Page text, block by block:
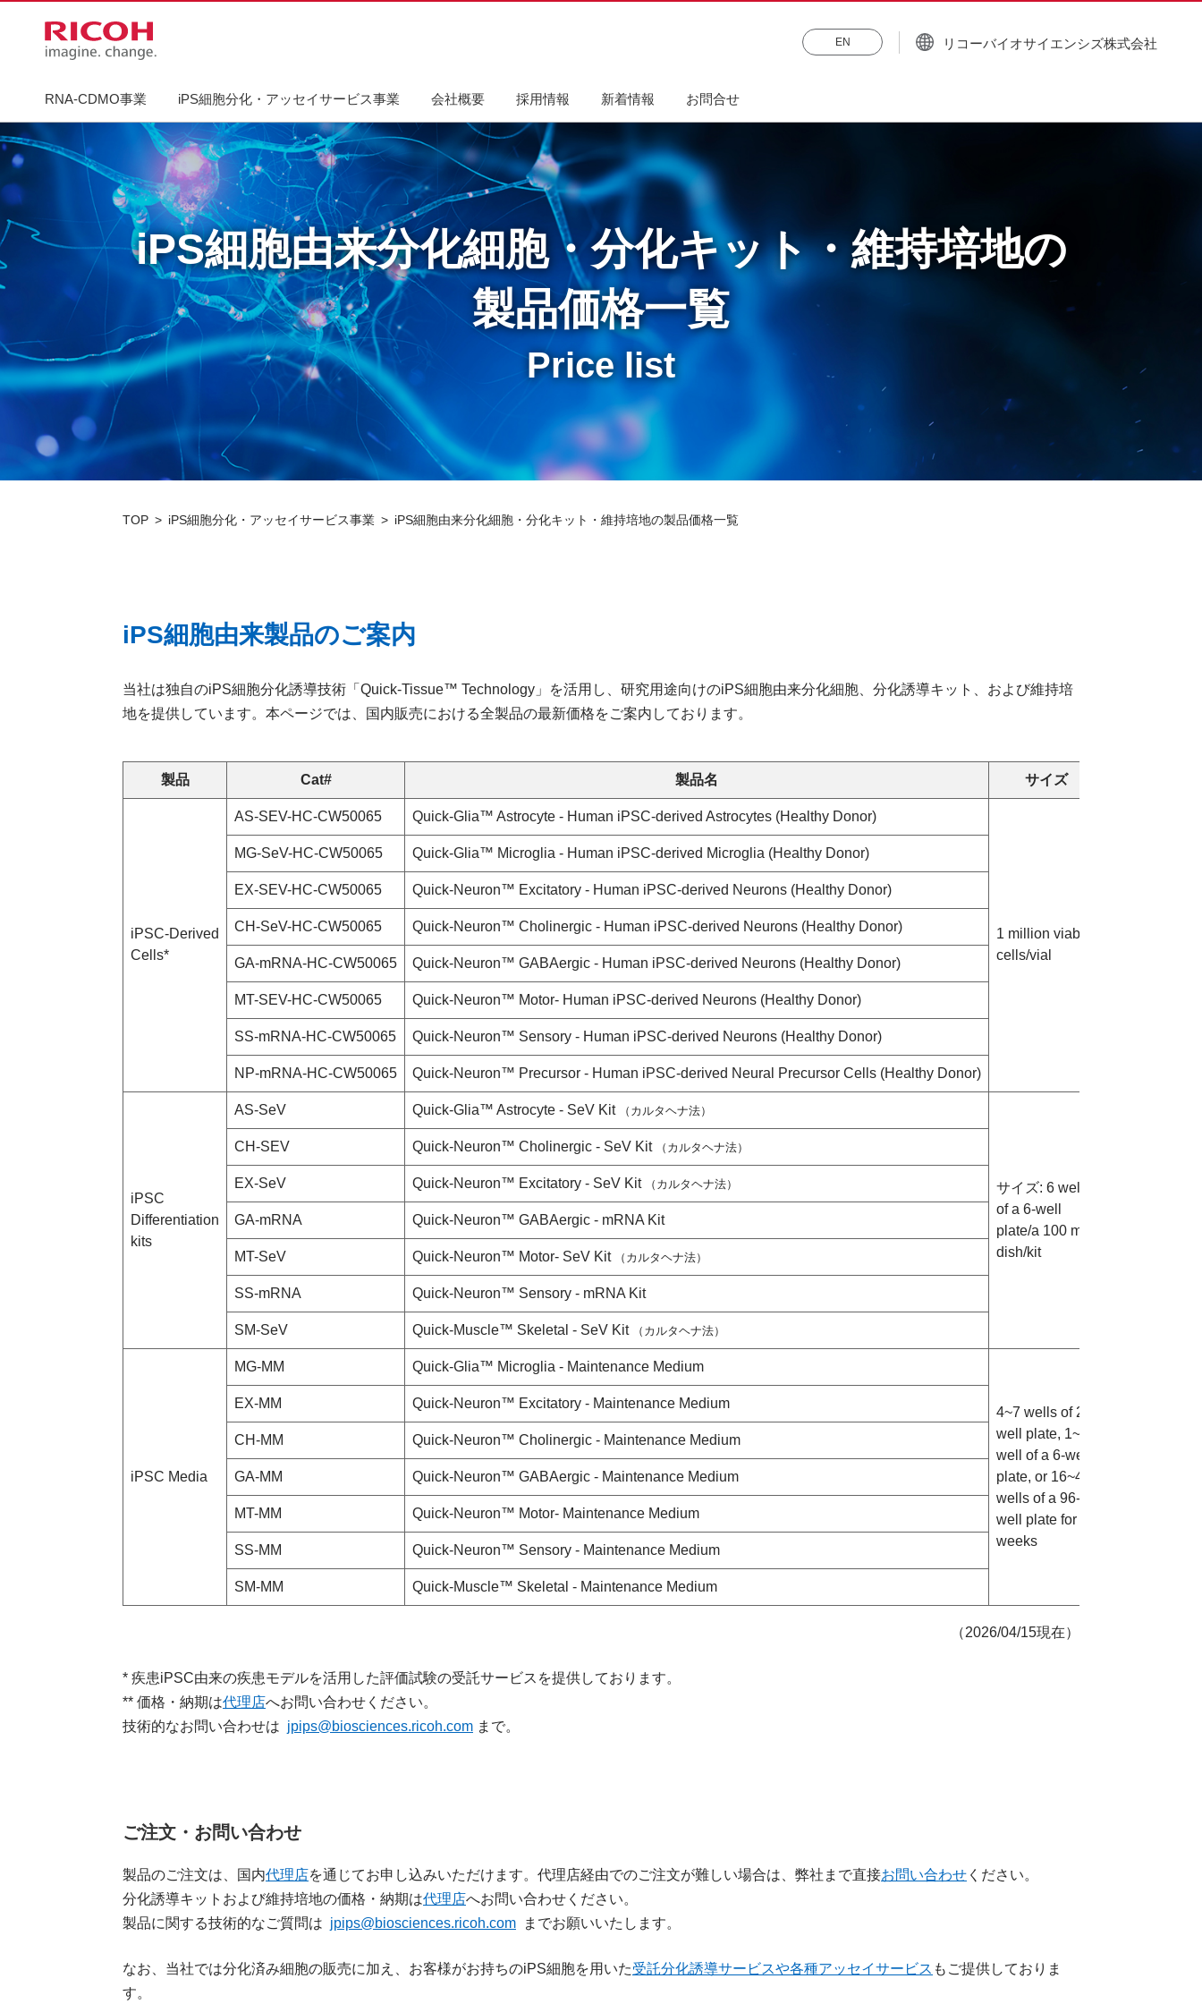
RNA-CDMO事業 iPS細胞分化・アッセイサービス事業 会社概要 採用情報 新着情報 お問合せ
EN リコーバイオサイエンシズ株式会社
iPS細胞由来分化細胞・分化キット・維持培地の
製品価格一覧
Price list
TOP iPS細胞分化・アッセイサービス事業 iPS細胞由来分化細胞・分化キット・維持培地の製品価格一覧
iPS細胞由来製品のご案内
当社は独自のiPS細胞分化誘導技術「Quick-Tissue™ Technology」を活用し、研究用途向けのiPS細胞由来分化細胞、分化誘導キット、および維持培
地を提供しています。本ページでは、国内販売における全製品の最新価格をご案内しております。
製品 Cat# 製品名 サイズ
iPSC-Derived
Cells*
AS-SEV-HC-CW50065 Quick-Glia™ Astrocyte - Human iPSC-derived Astrocytes (Healthy Donor)
1 million viable
cells/vial
MG-SeV-HC-CW50065 Quick-Glia™ Microglia - Human iPSC-derived Microglia (Healthy Donor)
EX-SEV-HC-CW50065 Quick-Neuron™ Excitatory - Human iPSC-derived Neurons (Healthy Donor)
CH-SeV-HC-CW50065 Quick-Neuron™ Cholinergic - Human iPSC-derived Neurons (Healthy Donor)
GA-mRNA-HC-CW50065 Quick-Neuron™ GABAergic - Human iPSC-derived Neurons (Healthy Donor)
MT-SEV-HC-CW50065 Quick-Neuron™ Motor- Human iPSC-derived Neurons (Healthy Donor)
SS-mRNA-HC-CW50065 Quick-Neuron™ Sensory - Human iPSC-derived Neurons (Healthy Donor)
NP-mRNA-HC-CW50065 Quick-Neuron™ Precursor - Human iPSC-derived Neural Precursor Cells (Healthy Donor)
iPSC
Differentiation
kits
AS-SeV Quick-Glia™ Astrocyte - SeV Kit （カルタヘナ法）
サイズ: 6 wells
of a 6-well
plate/a 100 mm
dish/kit
CH-SEV Quick-Neuron™ Cholinergic - SeV Kit （カルタヘナ法）
EX-SeV Quick-Neuron™ Excitatory - SeV Kit （カルタヘナ法）
GA-mRNA Quick-Neuron™ GABAergic - mRNA Kit
MT-SeV Quick-Neuron™ Motor- SeV Kit （カルタヘナ法）
SS-mRNA Quick-Neuron™ Sensory - mRNA Kit
SM-SeV Quick-Muscle™ Skeletal - SeV Kit （カルタヘナ法）
iPSC Media
MG-MM Quick-Glia™ Microglia - Maintenance Medium
4~7 wells of 24-
well plate, 1~3
well of a 6-well
plate, or 16~40
wells of a 96-
well plate for 2
weeks
EX-MM Quick-Neuron™ Excitatory - Maintenance Medium
CH-MM Quick-Neuron™ Cholinergic - Maintenance Medium
GA-MM Quick-Neuron™ GABAergic - Maintenance Medium
MT-MM Quick-Neuron™ Motor- Maintenance Medium
SS-MM Quick-Neuron™ Sensory - Maintenance Medium
SM-MM Quick-Muscle™ Skeletal - Maintenance Medium
（2026/04/15現在）
* 疾患iPSC由来の疾患モデルを活用した評価試験の受託サービスを提供しております。
** 価格・納期は代理店へお問い合わせください。
技術的なお問い合わせは jpips@biosciences.ricoh.com まで。
ご注文・お問い合わせ
製品のご注文は、国内代理店を通じてお申し込みいただけます。代理店経由でのご注文が難しい場合は、弊社まで直接お問い合わせ ください。
分化誘導キットおよび維持培地の価格・納期は代理店へお問い合わせください。
製品に関する技術的なご質問は jpips@biosciences.ricoh.com までお願いいたします。
なお、当社では分化済み細胞の販売に加え、お客様がお持ちのiPS細胞を用いた受託分化誘導サービスや各種アッセイサービス もご提供しておりま
す。